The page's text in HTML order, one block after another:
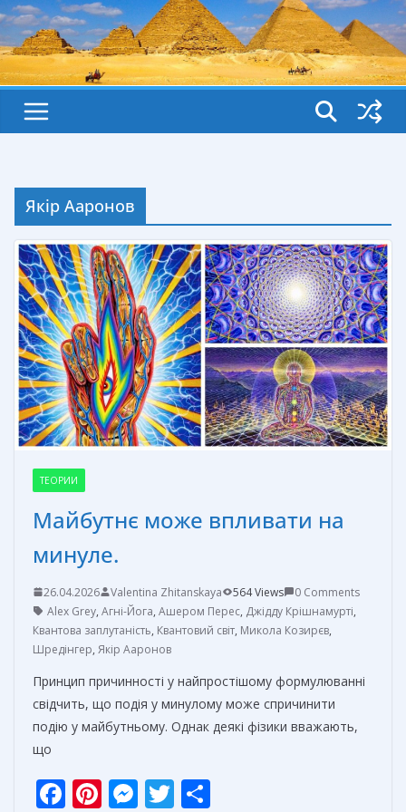
Якір Ааронов
ТЕОРИИ
Майбутнє може впливати на
минуле.
26.04.2026 Valentina Zhitanskaya 564 Views
0 Comments
Alex Grey, Агні-Йога, Ашером Перес, Джідду Крішнамурті,
Квантова заплутаність, Квантовий світ, Микола Козирєв,
Шредінгер, Якір Ааронов
Принцип причинності у найпростішому формулюванні
свідчить, що подія у минулому може спричинити
подію у майбутньому. Однак деякі фізики вважають,
що
F Pi M T